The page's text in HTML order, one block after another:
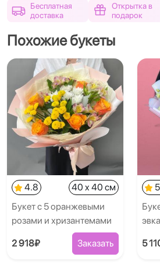
Бесплатная
доставка
Открытка в
подарок
Похожие букеты
4.8
40 x 40 см
Букет с 5 оранжевыми
розами и хризантемами
2 918₽ Заказать 5